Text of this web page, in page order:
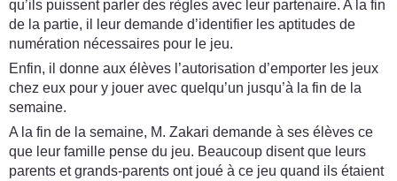
qu’ils puissent parler des règles avec leur partenaire. A la fin
de la partie, il leur demande d’identifier les aptitudes de
numération nécessaires pour le jeu.
Enfin, il donne aux élèves l’autorisation d’emporter les jeux
chez eux pour y jouer avec quelqu’un jusqu’à la fin de la
semaine.
A la fin de la semaine, M. Zakari demande à ses élèves ce
que leur famille pense du jeu. Beaucoup disent que leurs
parents et grands-parents ont joué à ce jeu quand ils étaient